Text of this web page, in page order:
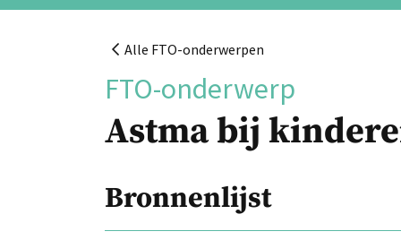
Alle FTO-onderwerpen
FTO-onderwerp
Astma bij
Bronnenlijst